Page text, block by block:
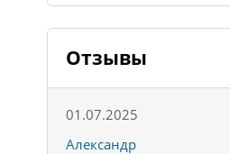
Отзывы
01.07.2025
Александр